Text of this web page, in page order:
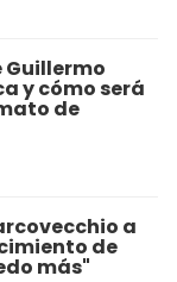
Guillermo
y cómo será
de
a
de
más"